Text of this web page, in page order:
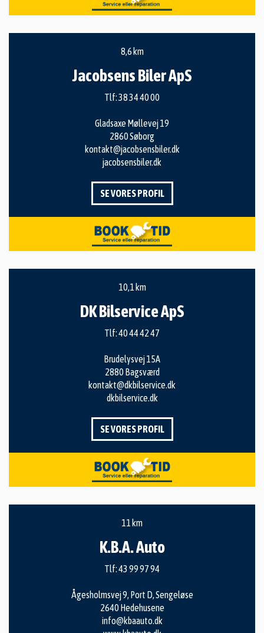
8,6 km
Jacobsens Biler ApS
Tlf:38 34 40 00
Gladsaxe Møllevej 19
2860 Søborg
kontakt@jacobsensbiler.dk
jacobsensbiler.dk
SE VORES PROFIL
10,1 km
DK Bilservice ApS
Tlf:40 44 42 47
Brudelysvej 15A
2880 Bagsværd
kontakt@dkbilservice.dk
dkbilservice.dk
SE VORES PROFIL
11 km
K.B.A. Auto
Tlf:43 99 97 94
Ågesholmsvej 9, Port D, Sengeløse
2640 Hedehusene
info@kbaauto.dk